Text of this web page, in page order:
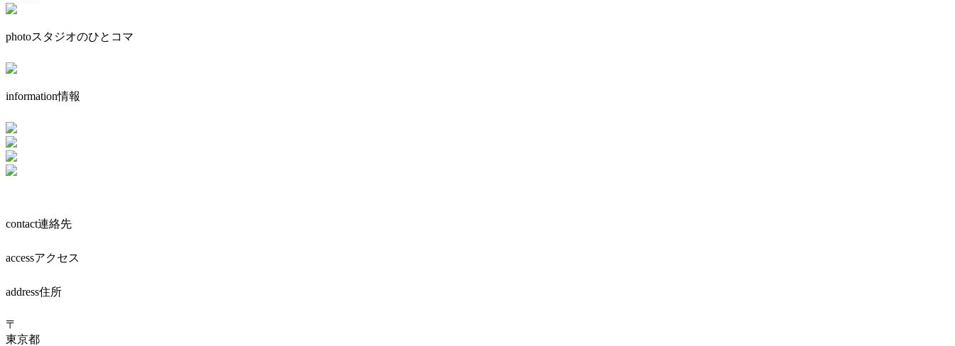
photoスタジオのひとコマ
information情報
contact連絡先
accessアクセス
address住所
〒
東京都